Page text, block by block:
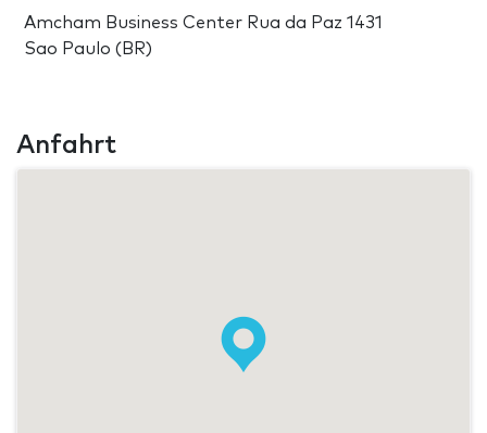
Amcham Business Center Rua da Paz 1431
Sao Paulo (BR)
Anfahrt